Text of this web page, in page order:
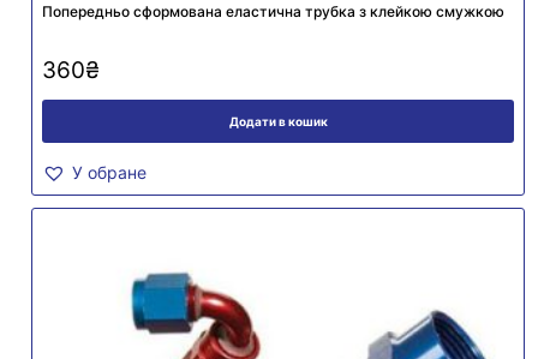
Попередньо сформована еластична трубка з клейкою смужкою
360₴
Додати в кошик
У обране